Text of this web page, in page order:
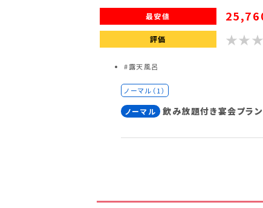
最安値
評価
#露天風呂
ノーマル（1）
ノーマル 飲み放題付き宴会プラ